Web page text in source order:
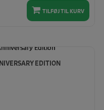
TILFØJ TIL KURV
EDITION